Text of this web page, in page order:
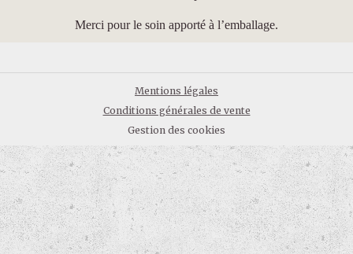
Merci pour le soin apporté à l’emballage.
Mentions légales
Conditions générales de vente
Gestion des cookies